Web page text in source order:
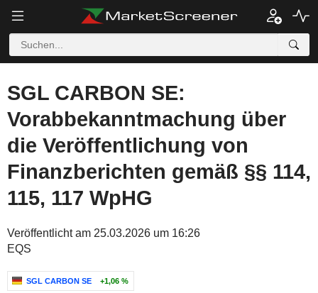
SGL CARBON SE:
Vorabbekanntmachung über
die Veröffentlichung von
Finanzberichten gemäß §§ 114,
115, 117 WpHG
Veröffentlicht am 25.03.2026 um 16:26
EQS
SGL CARBON SE +1,06 %